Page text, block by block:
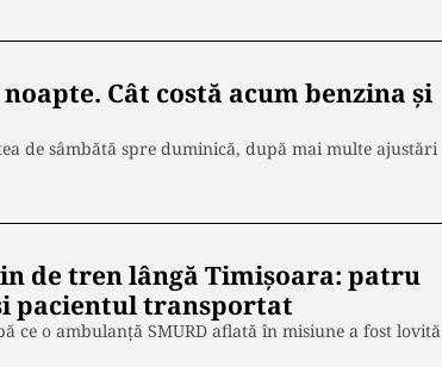
Cât costă acum benzina și
de sâmbătă spre duminică, după mai multe ajustări
de tren lângă Timișoara: patru
pacientul transportat
ce o ambulanță SMURD aflată în misiune a fost lovită